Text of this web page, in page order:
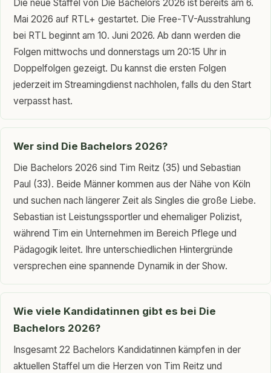
Die neue Staffel von Die Bachelors 2026 ist bereits am 6.
Mai 2026 auf RTL+ gestartet. Die Free-TV-Ausstrahlung
bei RTL beginnt am 10. Juni 2026. Ab dann werden die
Folgen mittwochs und donnerstags um 20:15 Uhr in
Doppelfolgen gezeigt. Du kannst die ersten Folgen
jederzeit im Streamingdienst nachholen, falls du den Start
verpasst hast.
Wer sind Die Bachelors 2026?
Die Bachelors 2026 sind Tim Reitz (35) und Sebastian
Paul (33). Beide Männer kommen aus der Nähe von Köln
und suchen nach längerer Zeit als Singles die große Liebe.
Sebastian ist Leistungssportler und ehemaliger Polizist,
während Tim ein Unternehmen im Bereich Pflege und
Pädagogik leitet. Ihre unterschiedlichen Hintergründe
versprechen eine spannende Dynamik in der Show.
Wie viele Kandidatinnen gibt es bei Die
Bachelors 2026?
Insgesamt 22 Bachelors Kandidatinnen kämpfen in der
aktuellen Staffel um die Herzen von Tim Reitz und